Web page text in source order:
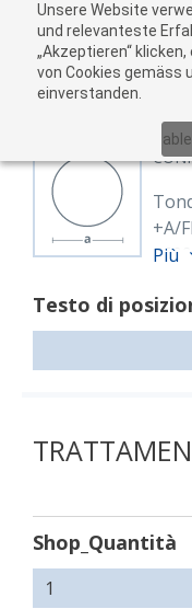
Unsere Website
und relevanteste
„Akzeptieren“
von Cookies gemäss
einverstanden.
01 02
+A/
EN
Più
Testo di
Shop_Quantità